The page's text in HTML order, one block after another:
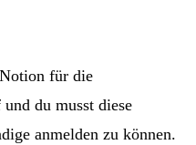
für die
du musst diese
anmelden zu können.